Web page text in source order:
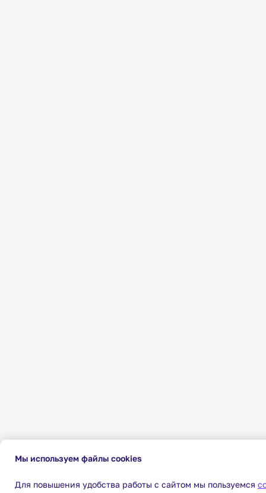
Мы используем файлы cookies
Для повышения удобства работы с сайтом мы пользуемся